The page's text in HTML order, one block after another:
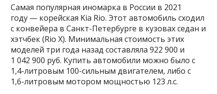
Самая популярная иномарка в России в 2021
году — корейская Kia Rio. Этот автомобиль сходил
с конвейера в Санкт-Петербурге в кузовах седан и
хэтчбек (Rio X). Минимальная стоимость этих
моделей три года назад составляла 922 900 и
1 042 900 руб. Купить автомобили можно было с
1,4-литровым 100-сильным двигателем, либо с
1,6-литровым мотором мощностью 123 л.с.